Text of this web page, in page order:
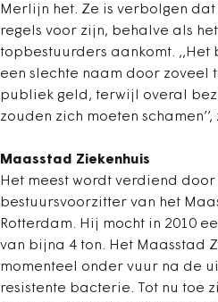
Merlijn het. Ze is verbolgen dat
regels voor zijn, behalve als
topbestuurders aankomt. ,,Het
een slechte naam door zoveel
publiek geld, terwijl overal
zouden zich moeten
Maasstad Ziekenhuis
Het meest wordt verdiend door
bestuursvoorzitter van het
Rotterdam. Hij mocht in 2010
van bijna 4 ton. Het Maasstad
momenteel onder vuur na de
resistente bacterie. Tot nu toe